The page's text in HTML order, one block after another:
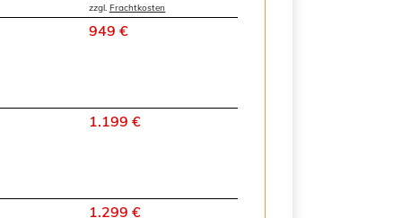
zzgl. Frachtkosten
949 €
1.199 €
1.299 €